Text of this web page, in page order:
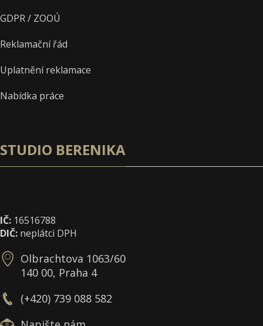
GDPR / ZOOÚ
Reklamační řád
Uplatnění reklamace
Nabídka práce
STUDIO BERENIKA
IČ: 16516788
DIČ: neplátci DPH
Olbrachtova 1063/60
140 00, Praha 4
(+420) 739 088 582